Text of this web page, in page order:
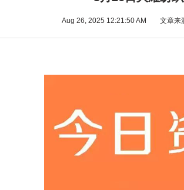
Aug 26, 2025 12:21:50 AM 文章来